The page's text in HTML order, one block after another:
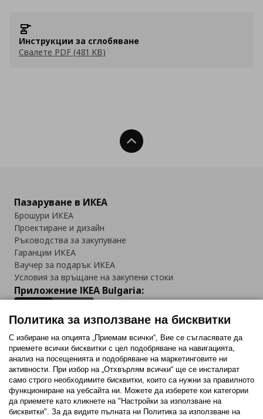
Инструкции за сглобяване
Свалете PDF (481 KB)
Нагоре
Пазаруване в ИКЕА
Брошури ИКЕА
Проектиране и дизайн
Ръководства за закупуване
Гаранции ИКЕА
Ваучер за подарък ИКЕА
Условия за връщане на закупени стоки
Приложение IKEA Bulgaria:
Последвайте ни:
FacebookTwitterYoutubePinterestInstagram
Политика за използване на бисквитки
С избиране на опцията „Приемам всички“, Вие се съгласявате да
приемете всички бисквитки с цел подобряване на навигацията,
анализ на посещенията и подобряване на маркетинговите ни
активности. При избор на „Отхвърлям всички“ ще се инсталират
само строго необходимитe бисквитки, които са нужни за правилното
функциониране на уебсайта ни. Можете да изберете кои категории
да приемете като кликнете на "Настройки за използване на
бисквитки". За да видите пълната ни Политика за използване на